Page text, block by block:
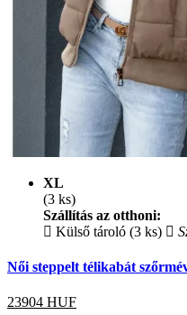
XL
(3 ks)
Szállítás az otthoni:
Külső tároló (3 ks)
Női steppelt télikabát
23904 HUF